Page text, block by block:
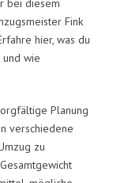
bei diesem
Fink
hier, was du
wie
Planung
verschiedene
zu